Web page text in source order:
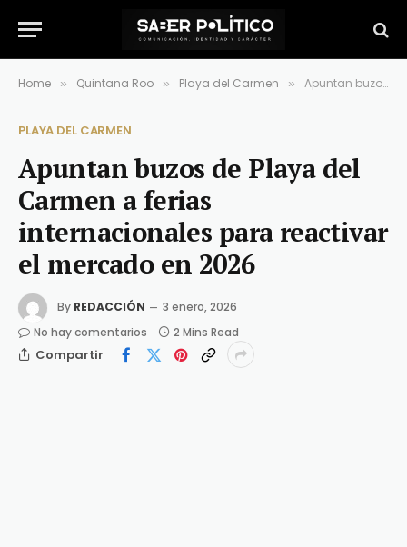
Home » Quintana Roo » Playa del Carmen » Apuntan buzos de Playa del Carmen a ferias internacionales para reactivar el mercado en 2026
PLAYA DEL CARMEN
Apuntan buzos de Playa del
Carmen a ferias
internacionales para reactivar
el mercado en 2026
By REDACCIÓN
3 enero, 2026
No hay comentarios
2 Mins Read
Compartir